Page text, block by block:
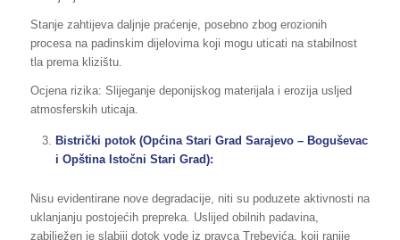
Stanje zahtijeva daljnje praćenje, posebno zbog erozionih
procesa na padinskim dijelovima koji mogu uticati na stabilnost
tla prema klizištu.
Ocjena rizika: Slijeganje deponijskog materijala i erozija usljed
atmosferskih uticaja.
Bistrički potok (Općina Stari Grad Sarajevo – Boguševac
i Opština Istočni Stari Grad):
Nisu evidentirane nove degradacije, niti su poduzete aktivnosti na
uklanjanju postojećih prepreka. Uslijed obilnih padavina,
zabilježen je slabiji dotok vode iz pravca Trebevića, koji ranije